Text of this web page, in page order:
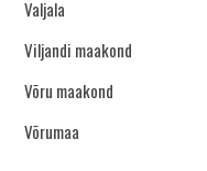
Valjala
Viljandi maakond
Võru maakond
Võrumaa